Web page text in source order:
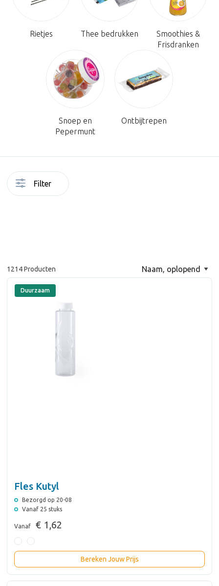
Rietjes Thee bedrukken
Smoothies &
Frisdranken
Snoep en
Pepermunt
Ontbijtrepen
Filter
1214 Producten
Duurzaam
Fles Kutyl
Bezorgd op 20-08
Vanaf 25 stuks
Vanaf € 1,62
Bereken Jouw Prijs